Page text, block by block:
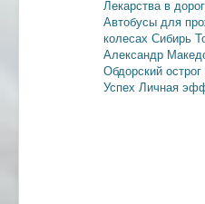
Лекарства в
Автобусы для
колесах Сибирь
Александр
Обдорский острог
Успех Личная